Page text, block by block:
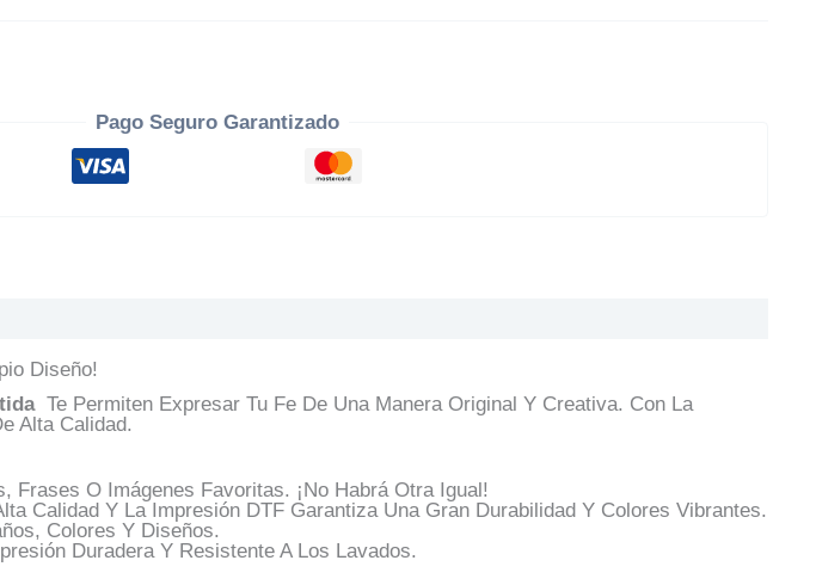
Pago Seguro Garantizado
Diseño!
Te Permiten Expresar Tu Fe De Una Manera Original Y Creativa. Con La
Alta Calidad.
Frases O Imágenes Favoritas. ¡No Habrá Otra Igual!
Calidad Y La Impresión DTF Garantiza Una Gran Durabilidad Y Colores Vibrantes.
Colores Y Diseños.
Duradera Y Resistente A Los Lavados.